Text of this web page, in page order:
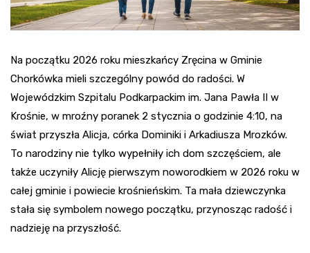
Na początku 2026 roku mieszkańcy Zręcina w Gminie
Chorkówka mieli szczególny powód do radości. W
Wojewódzkim Szpitalu Podkarpackim im. Jana Pawła II w
Krośnie, w mroźny poranek 2 stycznia o godzinie 4:10, na
świat przyszła Alicja, córka Dominiki i Arkadiusza Mrozków.
To narodziny nie tylko wypełniły ich dom szczęściem, ale
także uczyniły Alicję pierwszym noworodkiem w 2026 roku w
całej gminie i powiecie krośnieńskim. Ta mała dziewczynka
stała się symbolem nowego początku, przynosząc radość i
nadzieję na przyszłość.